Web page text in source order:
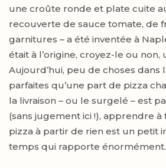
une croûte ronde et plate cuite
recouverte de sauce tomate, de
garnitures – a été inventée à
était à l’origine, croyez-le ou non,
Aujourd’hui, peu de choses dans
parfaites qu’une part de pizza
la livraison – ou le surgelé – est
(sans jugement ici !), apprendre à
pizza à partir de rien est un petit
temps qui rapporte énormément.